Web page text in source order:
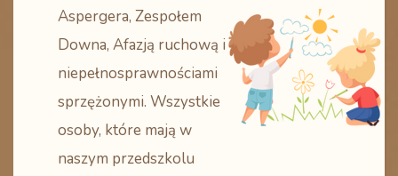
Aspergera, Zespołem
Downa, Afazją ruchową i
niepełnosprawnościami
sprzężonymi. Wszystkie
osoby, które mają w
naszym przedszkolu